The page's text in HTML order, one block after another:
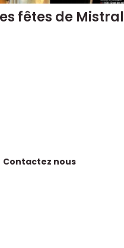
fêtes de Mistral
Contactez nous